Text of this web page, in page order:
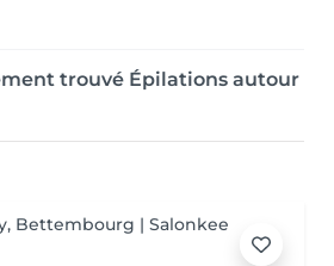
trouvé Épilations autour